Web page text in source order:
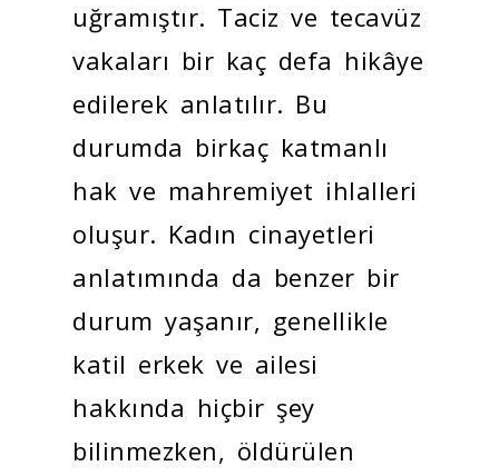
uğramıştır. Taciz ve tecavüz
vakaları bir kaç defa hikâye
edilerek anlatılır. Bu
durumda birkaç katmanlı
hak ve mahremiyet ihlalleri
oluşur. Kadın cinayetleri
anlatımında da benzer bir
durum yaşanır, genellikle
katil erkek ve ailesi
hakkında hiçbir şey
bilinmezken, öldürülen